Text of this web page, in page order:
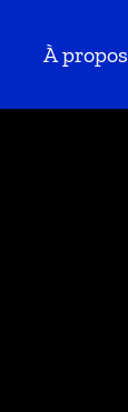
À propos